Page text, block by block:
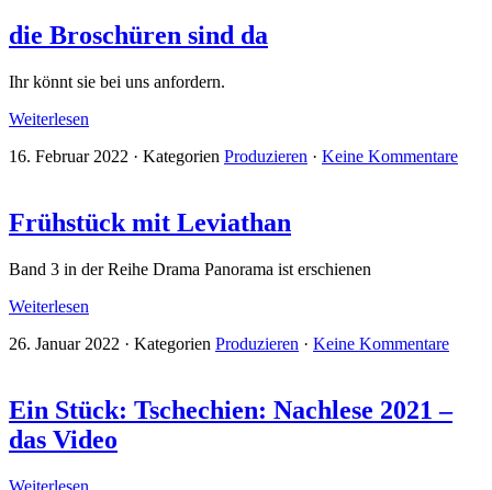
die Broschüren sind da
Ihr könnt sie bei uns anfordern.
Weiterlesen
16. Februar 2022 · Kategorien Produzieren · Keine Kommentare
Frühstück mit Leviathan
Band 3 in der Reihe Drama Panorama ist erschienen
Weiterlesen
26. Januar 2022 · Kategorien Produzieren · Keine Kommentare
Ein Stück: Tschechien: Nachlese 2021 –
das Video
Weiterlesen